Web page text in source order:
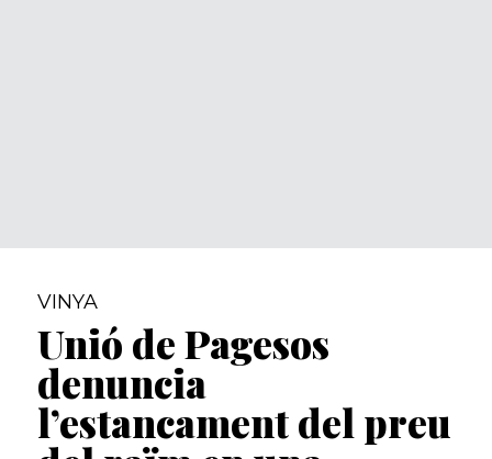
VINYA
Unió de Pagesos
denuncia
l’estancament del preu